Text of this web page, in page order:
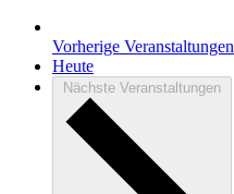
Vorherige Veranstaltungen
Heute
Nächste Veranstaltungen